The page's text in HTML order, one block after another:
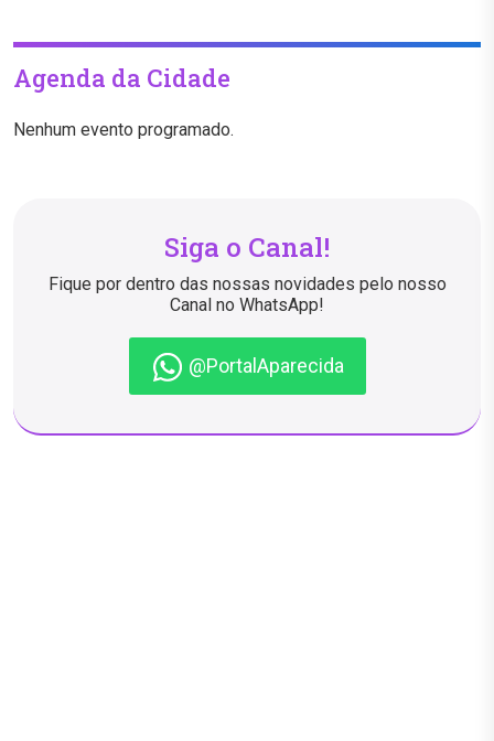
Agenda da Cidade
Nenhum evento programado.
Siga o Canal!
Fique por dentro das nossas novidades pelo nosso
Canal no WhatsApp!
@PortalAparecida